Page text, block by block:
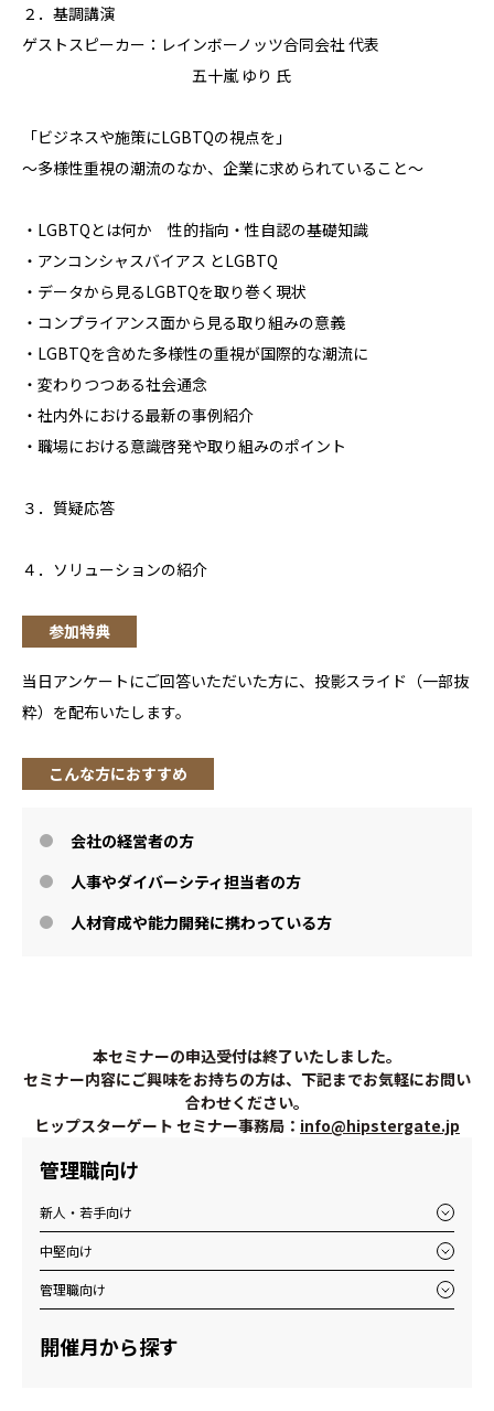
２．基調講演
ゲストスピーカー：レインボーノッツ合同会社 代表
五十嵐 ゆり 氏
「ビジネスや施策にLGBTQの視点を」
〜多様性重視の潮流のなか、企業に求められていること〜
・LGBTQとは何か 性的指向・性自認の基礎知識
・アンコンシャスバイアス とLGBTQ
・データから見るLGBTQを取り巻く現状
・コンプライアンス面から見る取り組みの意義
・LGBTQを含めた多様性の重視が国際的な潮流に
・変わりつつある社会通念
・社内外における最新の事例紹介
・職場における意識啓発や取り組みのポイント
３．質疑応答
４．ソリューションの紹介
参加特典
当日アンケートにご回答いただいた方に、投影スライド（一部抜
粋）を配布いたします。
こんな方におすすめ
会社の経営者の方
人事やダイバーシティ担当者の方
人材育成や能力開発に携わっている方
本セミナーの申込受付は終了いたしました。
セミナー内容にご興味をお持ちの方は、下記までお気軽にお問い
合わせください。
ヒップスターゲート セミナー事務局： info@hipstergate.jp
管理職向け
新人・若手向け
中堅向け
管理職向け
開催月から探す